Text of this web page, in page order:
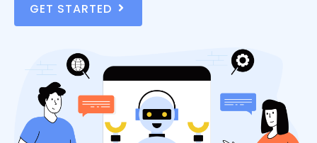
GET STARTED